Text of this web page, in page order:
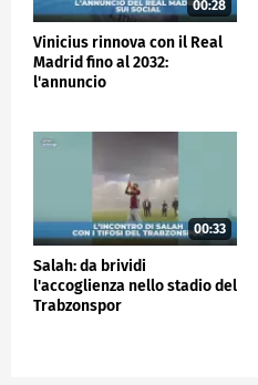
00:28
Vinicius rinnova con il Real
Madrid fino al 2032:
l'annuncio
00:33
Salah: da brividi
l'accoglienza nello stadio del
Trabzonspor